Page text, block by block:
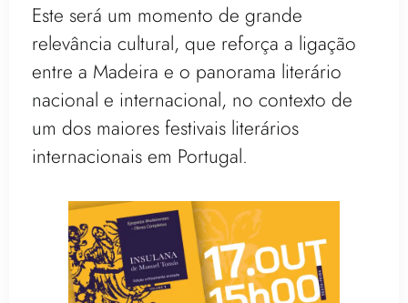
Este será um momento de grande
relevância cultural, que reforça a ligação
entre a Madeira e o panorama literário
nacional e internacional, no contexto de
um dos maiores festivais literários
internacionais em Portugal.